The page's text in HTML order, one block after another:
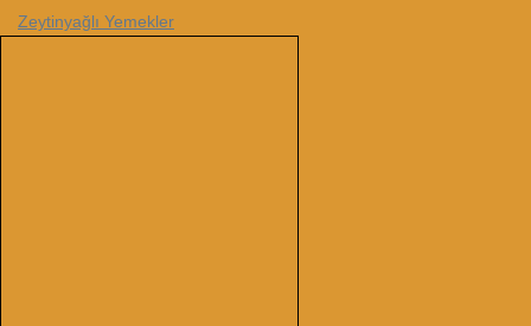
Zeytinyağlı Yemekler